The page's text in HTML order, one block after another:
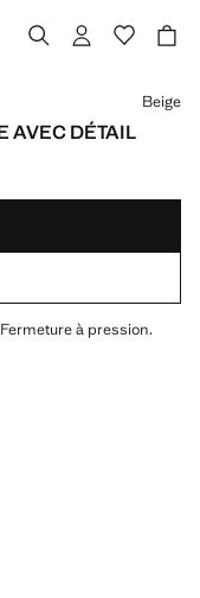
AVEC DÉTAIL
Beige
à pression.